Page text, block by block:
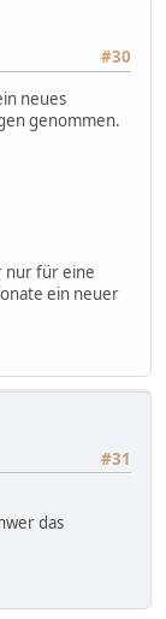
#30
neues
genommen.
nur für eine
ein neuer
#31
das